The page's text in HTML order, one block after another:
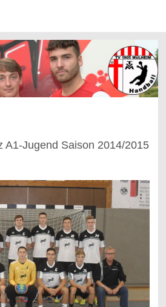
A1-Jugend Saison 2014/2015